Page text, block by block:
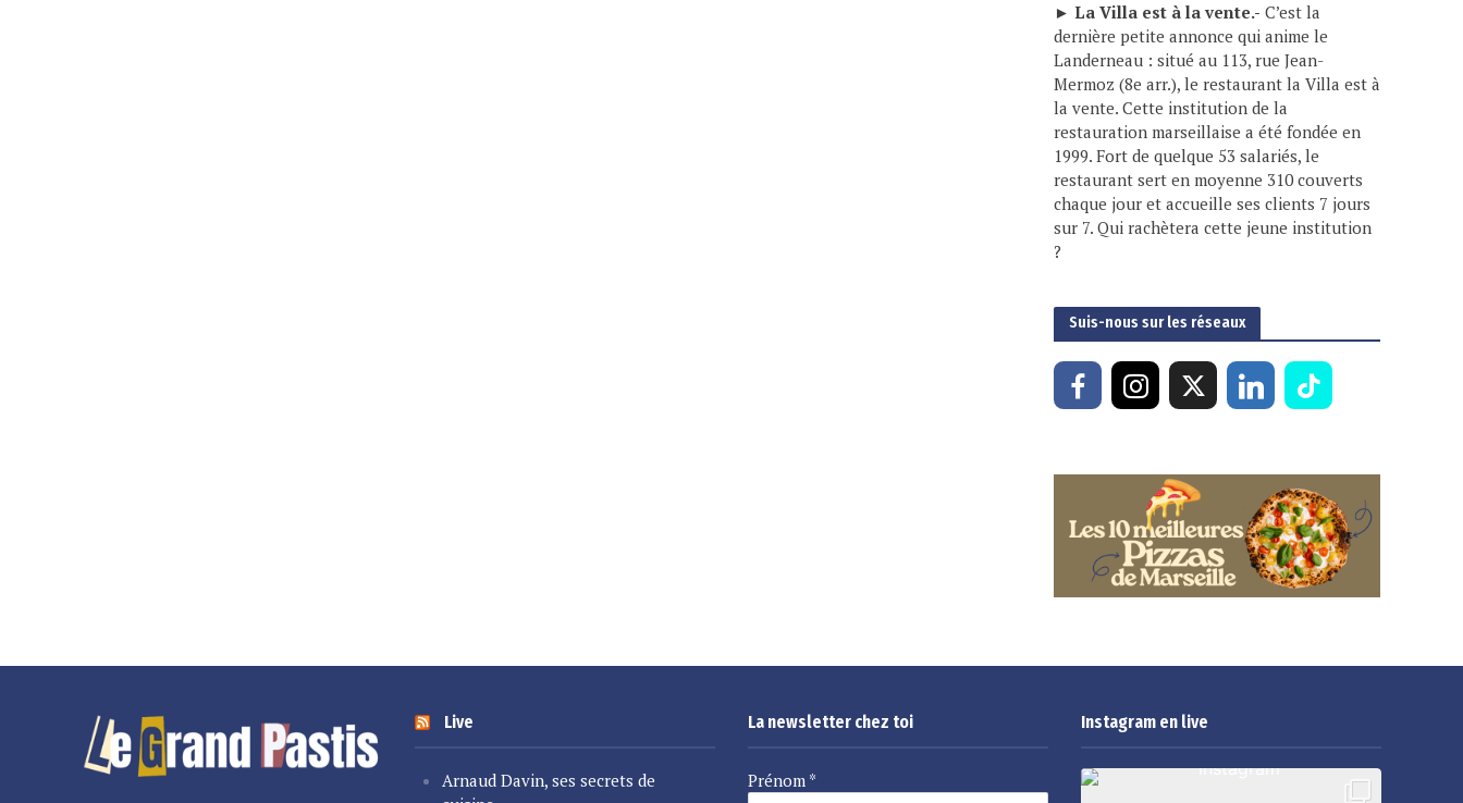
► La Villa est à la vente.- C’est la
dernière petite annonce qui anime le
Landerneau : situé au 113, rue Jean-
Mermoz (8e arr.), le restaurant la Villa est à
la vente. Cette institution de la
restauration marseillaise a été fondée en
1999. Fort de quelque 53 salariés, le
restaurant sert en moyenne 310 couverts
chaque jour et accueille ses clients 7 jours
sur 7. Qui rachètera cette jeune institution
?
Suis-nous sur les réseaux
Live
Arnaud Davin, ses secrets de
La newsletter chez toi
Prénom *
Instagram en live